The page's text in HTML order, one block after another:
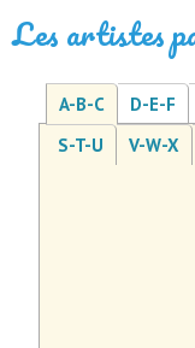
Les artistes
A-B-C D-E-F
S-T-U
V-W-X